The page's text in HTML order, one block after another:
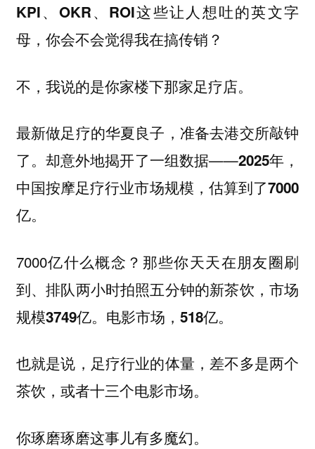
KPI、OKR、ROI这些让人想吐的英文字
母，你会不会觉得我在搞传销？
不，我说的是你家楼下那家足疗店。
最新做足疗的华夏良子，准备去港交所敲钟
了。却意外地揭开了一组数据——2025年，
中国按摩足疗行业市场规模，估算到了7000
亿。
7000亿什么概念？那些你天天在朋友圈刷
到、排队两小时拍照五分钟的新茶饮，市场
规模3749亿。 电影市场， 518亿。
也就是说，足疗行业的体量，差不多是两个
茶饮，或者十三个电影市场。
你琢磨琢磨这事儿有多魔幻。